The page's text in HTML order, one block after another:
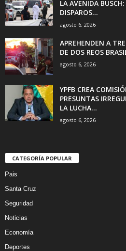
LA AVENIDA
DISPAROS...
agosto 6, 2026
APREHENDEN A
DE DOS REOS
agosto 6, 2026
YPFB CREA
PRESUNTAS
LA LUCHA...
agosto 6, 2026
CATEGORÍA POPULAR
Pais
Santa Cruz
Seguridad
Noticias
Economía
Deportes